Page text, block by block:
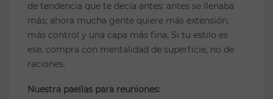
de tendencia que te decía antes: antes se llenaba
más; ahora mucha gente quiere más extensión,
más control y una capa más fina. Si tu estilo es
ese, compra con mentalidad de superficie, no de
raciones.
Nuestra paellas para reuniones: